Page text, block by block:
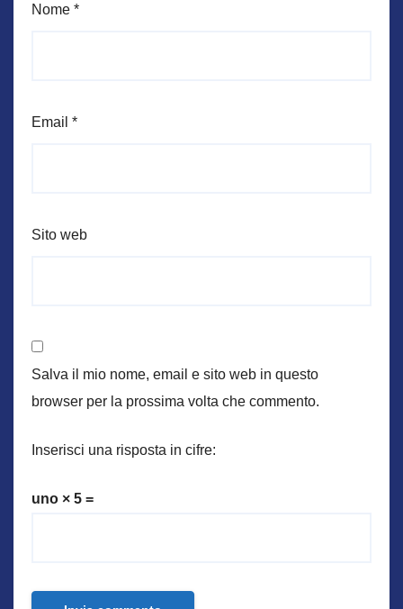
Nome *
Email *
Sito web
Salva il mio nome, email e sito web in questo
browser per la prossima volta che commento.
Inserisci una risposta in cifre:
uno × 5 =